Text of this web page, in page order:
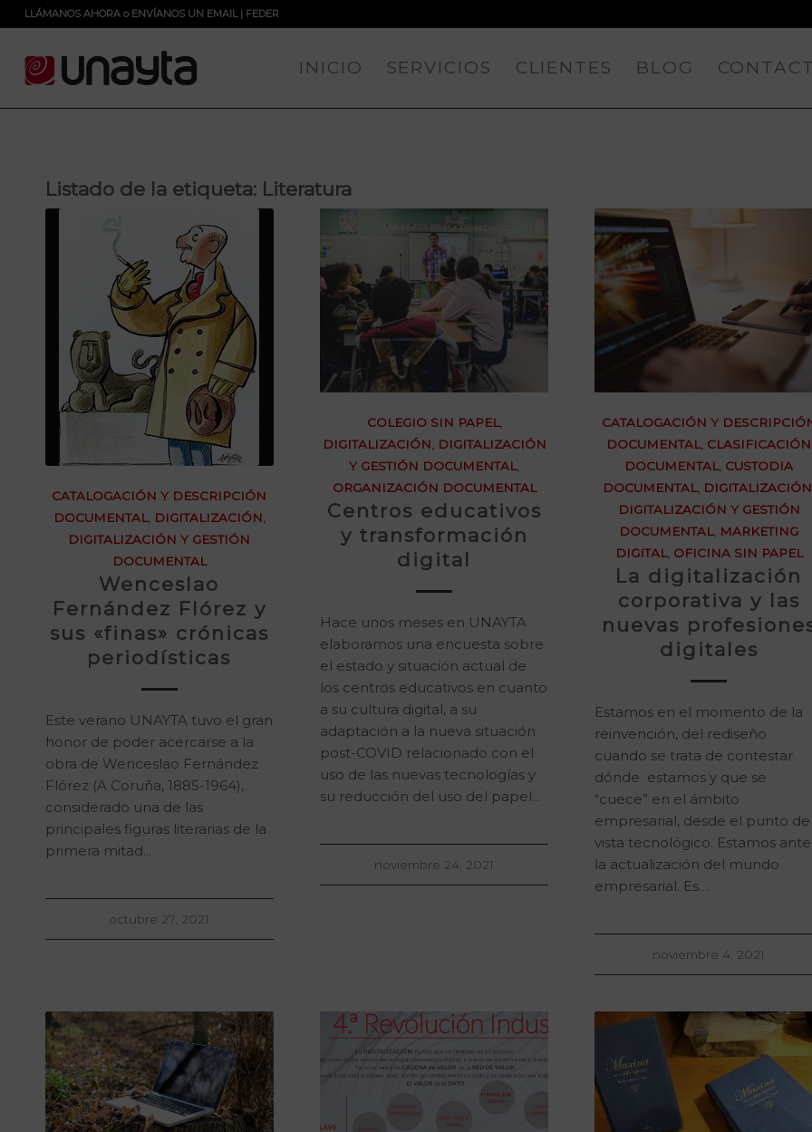
LLÁMANOS AHORAo ENVÍANOS UN EMAIL| FEDER
INICIO SERVICIOS CLIENTES BLOG
Listado de la etiqueta: Literatura
CATALOGACIÓN Y DESCRIPCIÓN
DOCUMENTAL, DIGITALIZACIÓN
DIGITALIZACIÓN Y GESTIÓN
DOCUMENTAL
Wenceslao
Fernández Flórez y
sus «finas» crónicas
periodísticas
Este verano UNAYTA tuvo el gran
honor de poder acercarse a la
obra de Wenceslao Fernández
Flórez (A Coruña, 1885-1964),
considerado una de las
principales figuras literarias de la
primera mitad...
octubre 27, 2021
COLEGIO SIN PAPEL,
DIGITALIZACIÓN, DIGITALIZACIÓN
Y GESTIÓN DOCUMENTAL,
ORGANIZACIÓN DOCUMENTAL
Centros educativos
y transformación
digital
Hace unos meses en UNAYTA
elaboramos una encuesta sobre
el estado y situación actual de
los centros educativos en cuanto
a su cultura digital, a su
adaptación a la nueva situación
post-COVID relacionado con el
uso de las nuevas tecnologías y
su reducción del uso del papel...
noviembre 24, 2021
CATALOGACIÓN Y
DOCUMENTAL, CLASIFICACIÓN
DOCUMENTAL, CUSTODIA
DOCUMENTAL, DIGITALIZACIÓN
DIGITALIZACIÓN Y GESTIÓN
DOCUMENTAL, MARKETING
DIGITAL, OFICINA SIN PAPEL
La digitalización
corporativa y las
nuevas
digitales
Estamos en el momento de la
reinvención, del rediseño
cuando se trata de contestar
dónde estamos y que se
“cuece” en el ámbito
empresarial, desde el punto de
vista tecnológico. Estamos ante
la actualización del mundo
empresarial. Es…
noviembre 4, 2021